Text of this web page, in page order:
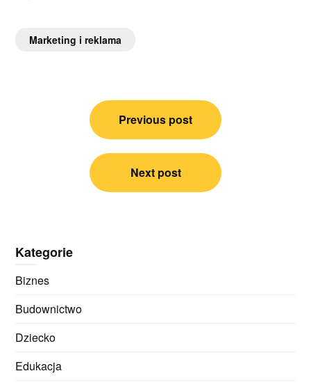
Marketing i reklama
Nawigacja
Previous post
Next post
Kategorie
Biznes
Budownictwo
Dziecko
Edukacja